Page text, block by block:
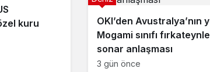
kuru
OKI’den Avustralya’nın
Mogami sınıfı
sonar anlaşması
3 gün önce